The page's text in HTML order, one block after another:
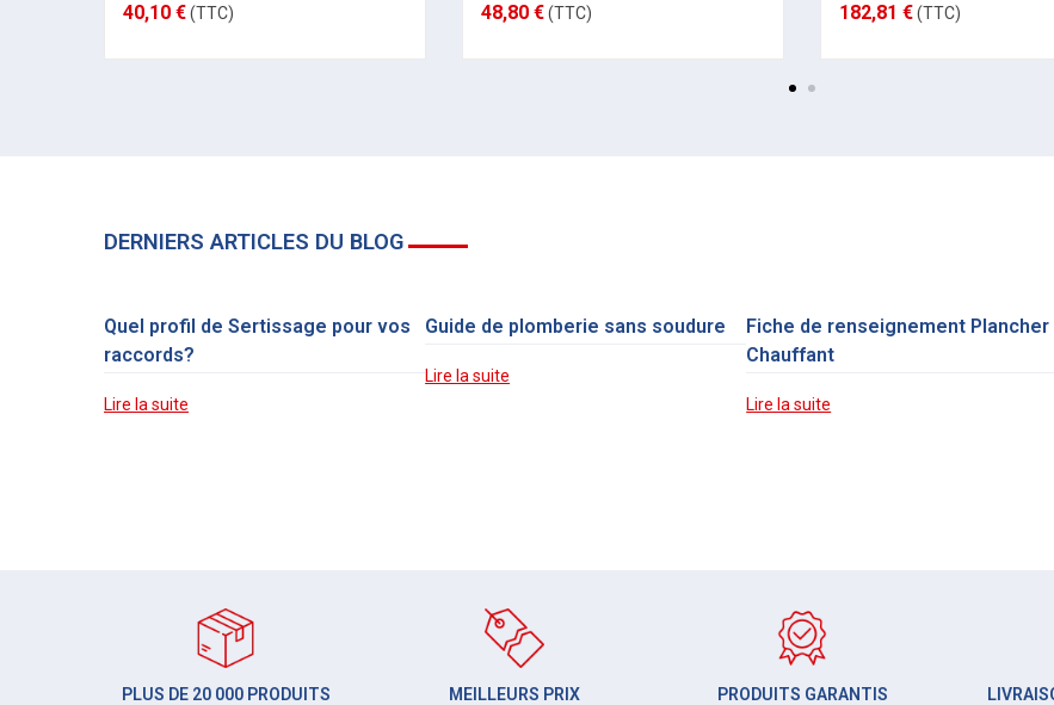
40,10 €(TTC) 48,80 €(TTC) 182,81 €(TTC)
DERNIERS ARTICLES DU BLOG
Quel profil de Sertissage pour vos
raccords?
Lire la suite
Guide de plomberie sans soudure
Lire la suite
Fiche de renseignement Plancher
Chauffant
Lire la suite
PLUS DE 20 000 PRODUITS MEILLEURS PRIX PRODUITS GARANTIS